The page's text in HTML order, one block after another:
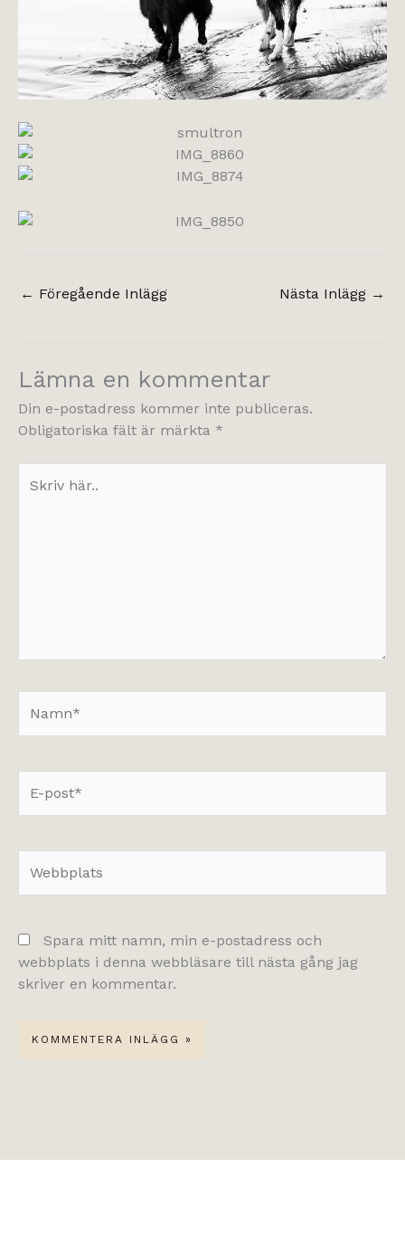
← Föregående Inlägg Nästa Inlägg →
Lämna en kommentar
Din e-postadress kommer inte publiceras.
Obligatoriska fält är märkta *
här..
post*
Spara mitt namn, min e-postadress och
webbplats i denna webbläsare till nästa gång jag
skriver en kommentar.